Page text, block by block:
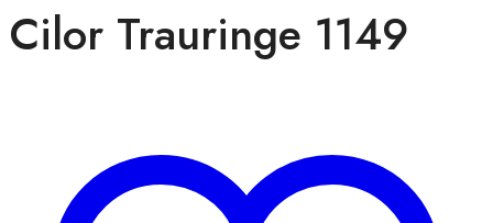
Cilor Trauringe 1149